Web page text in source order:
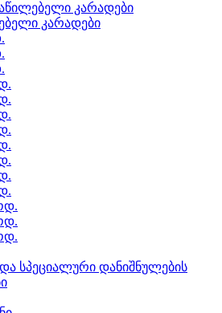
კარადები
კარადები
სპეციალური დანიშნულების